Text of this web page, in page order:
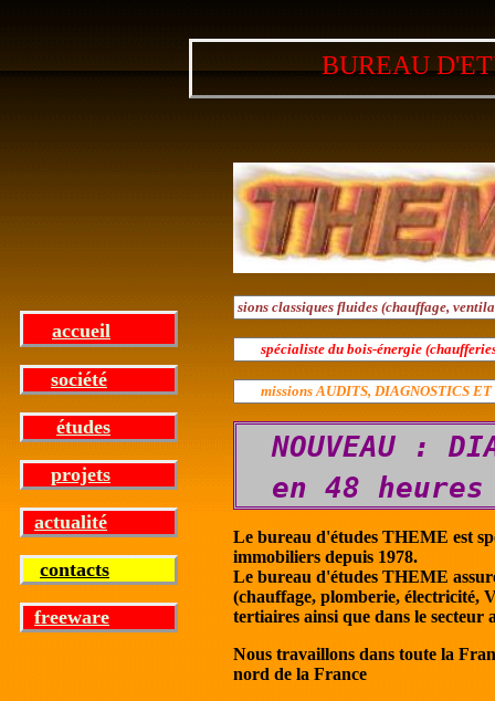
BUREAU
accueil
société
études
projets
actualité
contacts
freeware
NOUVEAU :
en 48
Le bureau d'études THEME est
immobiliers depuis 1978.
Le bureau d'études THEME
(chauffage, plomberie, électricité,
tertiaires ainsi que dans le secteur
Nous travaillons dans toute la
nord de la France